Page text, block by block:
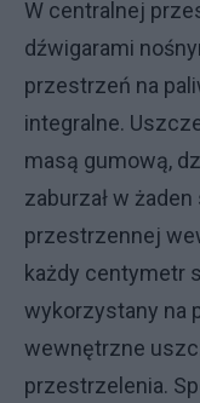
W centralnej
dźwigarami
przestrzeń na
integralne.
masą gumową,
zaburzał w
przestrzennej
każdy centymetr
wykorzystany na
wewnętrzne
przestrzelenia.